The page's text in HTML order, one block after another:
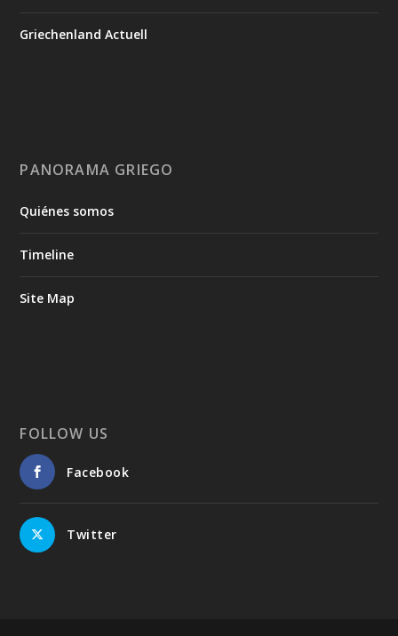
Griechenland Actuell
PANORAMA GRIEGO
Quiénes somos
Timeline
Site Map
FOLLOW US
Facebook
Twitter